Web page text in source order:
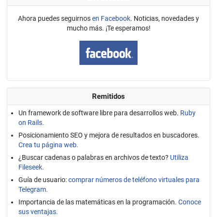
Ahora puedes seguirnosen Facebook. Noticias, novedades y
mucho más. ¡Te esperamos!
Remitidos
Un framework de software libre para desarrollos web. Ruby
on Rails.
Posicionamiento SEO y mejora de resultados en buscadores.
Crea tu página web.
¿Buscar cadenas o palabras en archivos de texto? Utiliza
Fileseek.
Guía de usuario:comprar números de teléfono virtuales para
Telegram.
Importancia de las matemáticas en la programación. Conoce
sus ventajas.